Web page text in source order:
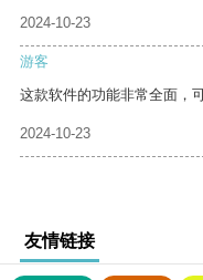
2024-10-23
游客
这款软件的功能非常全面，
2024-10-23
友情链接